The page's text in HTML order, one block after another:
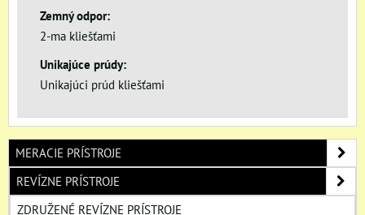
Zemný odpor:
2-ma kliešťami
Unikajúce prúdy:
Unikajúci prúd kliešťami
MERACIE PRÍSTROJE
REVÍZNE PRÍSTROJE
ZDRUŽENÉ REVÍZNE PRÍSTROJE